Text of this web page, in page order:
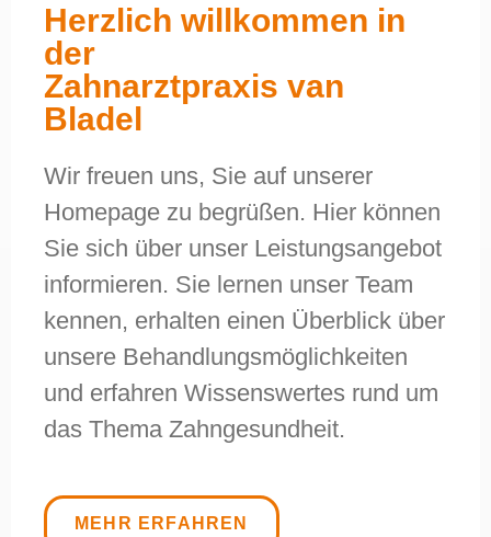
Herzlich willkommen in
der
Zahnarztpraxis van
Bladel
Wir freuen uns, Sie auf unserer
Homepage zu begrüßen. Hier können
Sie sich über unser Leistungsangebot
informieren. Sie lernen unser Team
kennen, erhalten einen Überblick über
unsere Behandlungsmöglichkeiten
und erfahren Wissenswertes rund um
das Thema Zahngesundheit.
MEHR ERFAHREN